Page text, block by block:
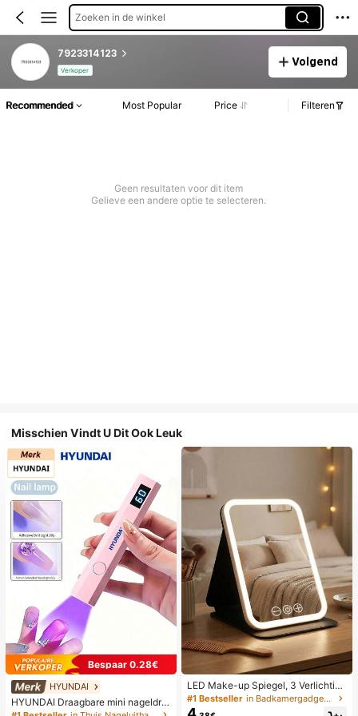
Zoeken in de winkel
7923314123
Verkoper
Volgend
Recommended Most Popular Price Filteren
Geen resultaten voor dit item
Gelieve een andere optie te selecteren.
Misschien Vindt U Dit Ook Leuk
Bespaar 0.28€
HYUNDAI
HYUNDAI Draagbare mini nageldro
ger, oplaadbare handlamp UV/LED
LED Make-up Spiegel, 3 Verlichting
smodi, Verstelbare Helderheid, Draa
gbaar Vouwbaar Ontwerp, Geschikt
#1 Bestseller in Badkamergadgets die favoriet zijn bij klanten B